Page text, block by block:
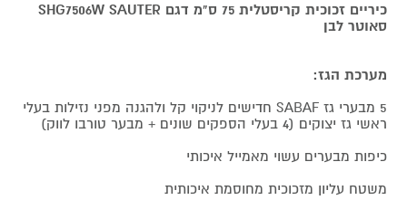
כיריים זכוכית קריסטלית 75 ס"מ דגם SHG7506W SAUTER
סאוטר לבן
מערכת הגז:
5 מבערי גז SABAF חדישים לניקוי קל ולהגנה מפני נזילות בעלי
ראשי גז יצוקים (4 בעלי הספקים שונים + מבער טורבו לווק)
כיפות מבערים עשוי מאמייל איכותי
משטח עליון מזכוכית מחוסמת איכותית